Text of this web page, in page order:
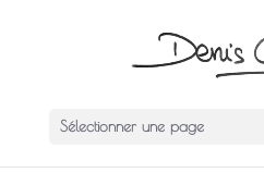
Sélectionner une page